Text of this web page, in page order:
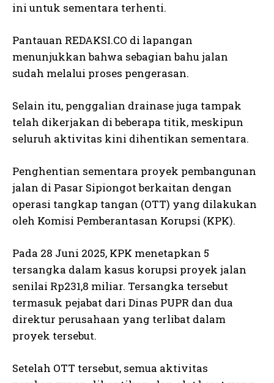
ini untuk sementara terhenti.
Pantauan REDAKSI.CO di lapangan
menunjukkan bahwa sebagian bahu jalan
sudah melalui proses pengerasan.
Selain itu, penggalian drainase juga tampak
telah dikerjakan di beberapa titik, meskipun
seluruh aktivitas kini dihentikan sementara.
Penghentian sementara proyek pembangunan
jalan di Pasar Sipiongot berkaitan dengan
operasi tangkap tangan (OTT) yang dilakukan
oleh Komisi Pemberantasan Korupsi (KPK).
Pada 28 Juni 2025, KPK menetapkan 5
tersangka dalam kasus korupsi proyek jalan
senilai Rp231,8 miliar. Tersangka tersebut
termasuk pejabat dari Dinas PUPR dan dua
direktur perusahaan yang terlibat dalam
proyek tersebut.
Setelah OTT tersebut, semua aktivitas